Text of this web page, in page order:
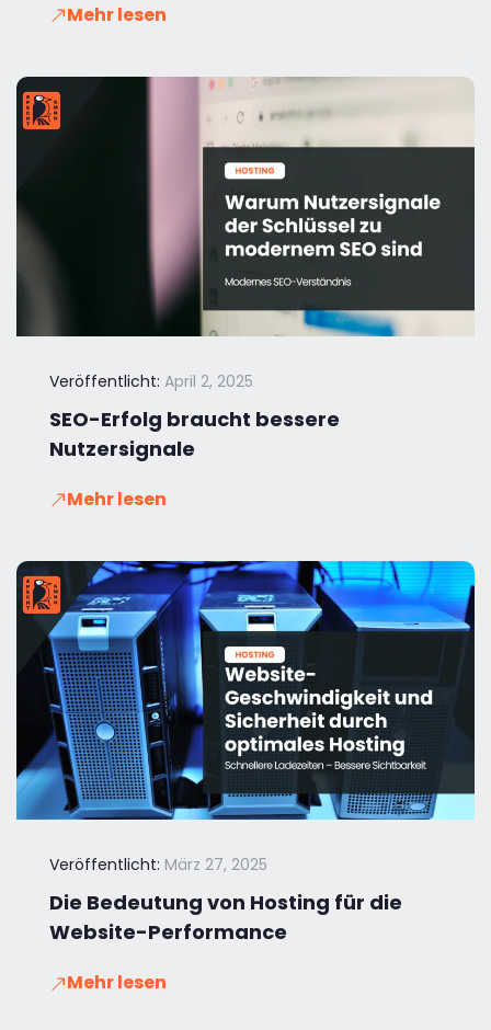
Mehr lesen
Veröffentlicht: April 2, 2025
SEO-Erfolg braucht bessere
Nutzersignale
Mehr lesen
Veröffentlicht: März 27, 2025
Die Bedeutung von Hosting für die
Website-Performance
Mehr lesen